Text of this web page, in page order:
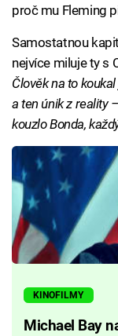
proč mu Fleming
Samostatnou
nejvíce miluje ty s
Člověk na to
a ten únik z reality
kouzlo Bonda,
KINOFILMY
Michael Bay